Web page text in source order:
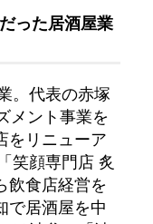
った居酒屋業
。代表の赤塚
メント事業を
をリニューア
笑顔専門店 炙
飲食店経営を
で居酒屋を中